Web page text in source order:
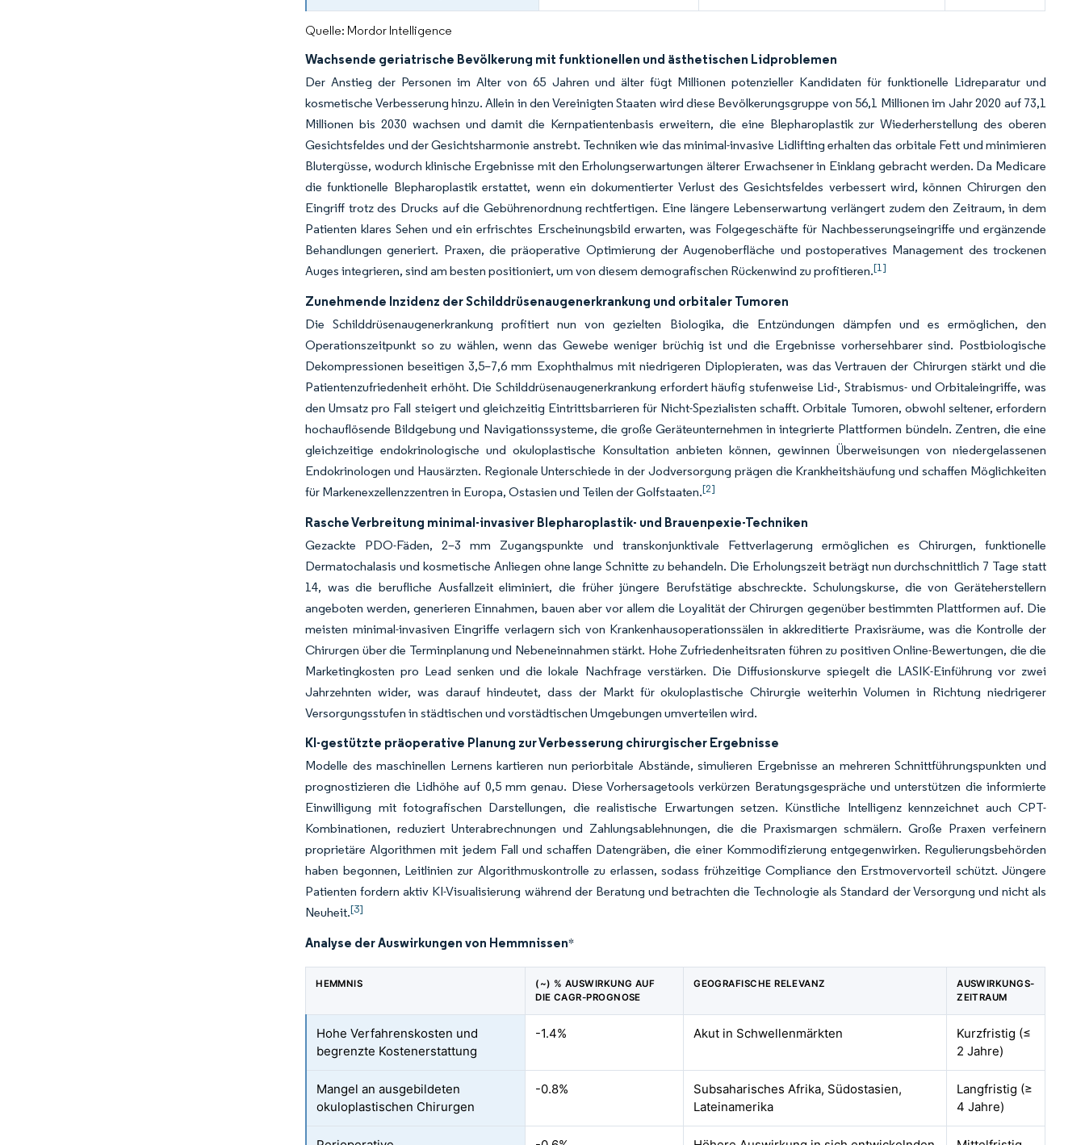
Quelle: Mordor Intelligence
Wachsende geriatrische Bevölkerung mit funktionellen und ästhetischen Lidproblemen
Der Anstieg der Personen im Alter von 65 Jahren und älter fügt Millionen potenzieller Kandidaten für funktionelle Lidreparatur und
kosmetische Verbesserung hinzu. Allein in den Vereinigten Staaten wird diese Bevölkerungsgruppe von 56,1 Millionen im Jahr 2020 auf 73,1
Millionen bis 2030 wachsen und damit die Kernpatientenbasis erweitern, die eine Blepharoplastik zur Wiederherstellung des oberen
Gesichtsfeldes und der Gesichtsharmonie anstrebt. Techniken wie das minimal-invasive Lidlifting erhalten das orbitale Fett und minimieren
Blutergüsse, wodurch klinische Ergebnisse mit den Erholungserwartungen älterer Erwachsener in Einklang gebracht werden. Da Medicare
die funktionelle Blepharoplastik erstattet, wenn ein dokumentierter Verlust des Gesichtsfeldes verbessert wird, können Chirurgen den
Eingriff trotz des Drucks auf die Gebührenordnung rechtfertigen. Eine längere Lebenserwartung verlängert zudem den Zeitraum, in dem
Patienten klares Sehen und ein erfrischtes Erscheinungsbild erwarten, was Folgegeschäfte für Nachbesserungseingriffe und ergänzende
Behandlungen generiert. Praxen, die präoperative Optimierung der Augenoberfläche und postoperatives Management des trockenen
Auges integrieren, sind am besten positioniert, um von diesem demografischen Rückenwind zu profitieren.[1]
Zunehmende Inzidenz der Schilddrüsenaugenerkrankung und orbitaler Tumoren
Die Schilddrüsenaugenerkrankung profitiert nun von gezielten Biologika, die Entzündungen dämpfen und es ermöglichen, den
Operationszeitpunkt so zu wählen, wenn das Gewebe weniger brüchig ist und die Ergebnisse vorhersehbarer sind. Postbiologische
Dekompressionen beseitigen 3,5–7,6 mm Exophthalmus mit niedrigeren Diplopieraten, was das Vertrauen der Chirurgen stärkt und die
Patientenzufriedenheit erhöht. Die Schilddrüsenaugenerkrankung erfordert häufig stufenweise Lid-, Strabismus- und Orbitaleingriffe, was
den Umsatz pro Fall steigert und gleichzeitig Eintrittsbarrieren für Nicht-Spezialisten schafft. Orbitale Tumoren, obwohl seltener, erfordern
hochauflösende Bildgebung und Navigationssysteme, die große Geräteunternehmen in integrierte Plattformen bündeln. Zentren, die eine
gleichzeitige endokrinologische und okuloplastische Konsultation anbieten können, gewinnen Überweisungen von niedergelassenen
Endokrinologen und Hausärzten. Regionale Unterschiede in der Jodversorgung prägen die Krankheitshäufung und schaffen Möglichkeiten
für Markenexzellenzzentren in Europa, Ostasien und Teilen der Golfstaaten.[2]
Rasche Verbreitung minimal-invasiver Blepharoplastik- und Brauenpexie-Techniken
Gezackte PDO-Fäden, 2–3 mm Zugangspunkte und transkonjunktivale Fettverlagerung ermöglichen es Chirurgen, funktionelle
Dermatochalasis und kosmetische Anliegen ohne lange Schnitte zu behandeln. Die Erholungszeit beträgt nun durchschnittlich 7 Tage statt
14, was die berufliche Ausfallzeit eliminiert, die früher jüngere Berufstätige abschreckte. Schulungskurse, die von Geräteherstellern
angeboten werden, generieren Einnahmen, bauen aber vor allem die Loyalität der Chirurgen gegenüber bestimmten Plattformen auf. Die
meisten minimal-invasiven Eingriffe verlagern sich von Krankenhausoperationssälen in akkreditierte Praxisräume, was die Kontrolle der
Chirurgen über die Terminplanung und Nebeneinnahmen stärkt. Hohe Zufriedenheitsraten führen zu positiven Online-Bewertungen, die die
Marketingkosten pro Lead senken und die lokale Nachfrage verstärken. Die Diffusionskurve spiegelt die LASIK-Einführung vor zwei
Jahrzehnten wider, was darauf hindeutet, dass der Markt für okuloplastische Chirurgie weiterhin Volumen in Richtung niedrigerer
Versorgungsstufen in städtischen und vorstädtischen Umgebungen umverteilen wird.
KI-gestützte präoperative Planung zur Verbesserung chirurgischer Ergebnisse
Modelle des maschinellen Lernens kartieren nun periorbitale Abstände, simulieren Ergebnisse an mehreren Schnittführungspunkten und
prognostizieren die Lidhöhe auf 0,5 mm genau. Diese Vorhersagetools verkürzen Beratungsgespräche und unterstützen die informierte
Einwilligung mit fotografischen Darstellungen, die realistische Erwartungen setzen. Künstliche Intelligenz kennzeichnet auch CPT-
Kombinationen, reduziert Unterabrechnungen und Zahlungsablehnungen, die die Praxismargen schmälern. Große Praxen verfeinern
proprietäre Algorithmen mit jedem Fall und schaffen Datengräben, die einer Kommodifizierung entgegenwirken. Regulierungsbehörden
haben begonnen, Leitlinien zur Algorithmuskontrolle zu erlassen, sodass frühzeitige Compliance den Erstmovervorteil schützt. Jüngere
Patienten fordern aktiv KI-Visualisierung während der Beratung und betrachten die Technologie als Standard der Versorgung und nicht als
Neuheit.[3]
Analyse der Auswirkungen von Hemmnissen*
HEMMNIS
(~) % AUSWIRKUNG AUF
DIE CAGR-PROGNOSE
GEOGRAFISCHE RELEVANZ
AUSWIRKUNGS-
ZEITRAUM
Hohe Verfahrenskosten und
begrenzte Kostenerstattung
-1.4% Akut in Schwellenmärkten
Kurzfristig (≤
2 Jahre)
Mangel an ausgebildeten
okuloplastischen Chirurgen
-0.8%
Subsaharisches Afrika, Südostasien,
Lateinamerika
Langfristig (≥
4 Jahre)